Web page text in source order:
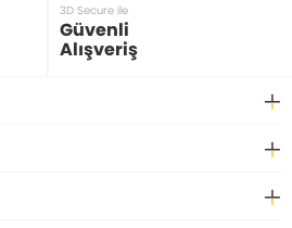
3D Secure ile
Güvenli
Alışveriş